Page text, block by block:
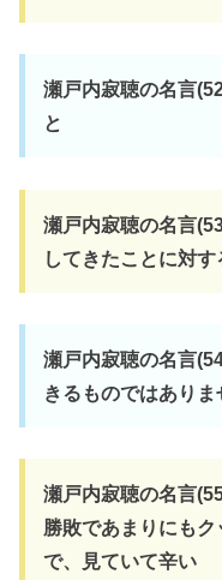
瀬戸内寂聴の名言
と
瀬戸内寂聴の名言
してきたことに対す
瀬戸内寂聴の名言
きるものではありま
瀬戸内寂聴の名言
勝敗であまりにも
で、見ていて辛い